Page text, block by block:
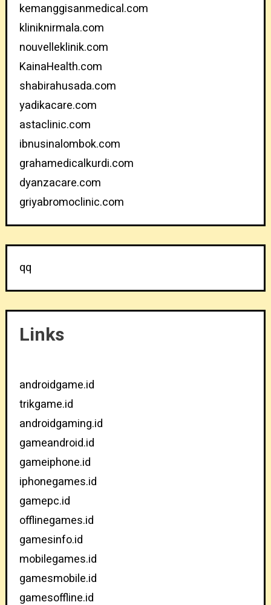
kemanggisanmedical.com
kliniknirmala.com
nouvelleklinik.com
KainaHealth.com
shabirahusada.com
yadikacare.com
astaclinic.com
ibnusinalombok.com
grahamedicalkurdi.com
dyanzacare.com
griyabromoclinic.com
qq
Links
androidgame.id
trikgame.id
androidgaming.id
gameandroid.id
gameiphone.id
iphonegames.id
gamepc.id
offlinegames.id
gamesinfo.id
mobilegames.id
gamesmobile.id
gamesoffline.id